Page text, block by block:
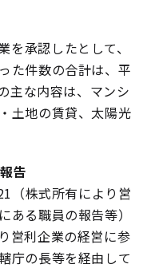
承認したとして、
た件数の合計は、平
主な内容は、マンシ
土地の賃貸、太陽光
告
（株式所有により営
ある職員の報告等）
営利企業の経営に参
庁の長等を経由して